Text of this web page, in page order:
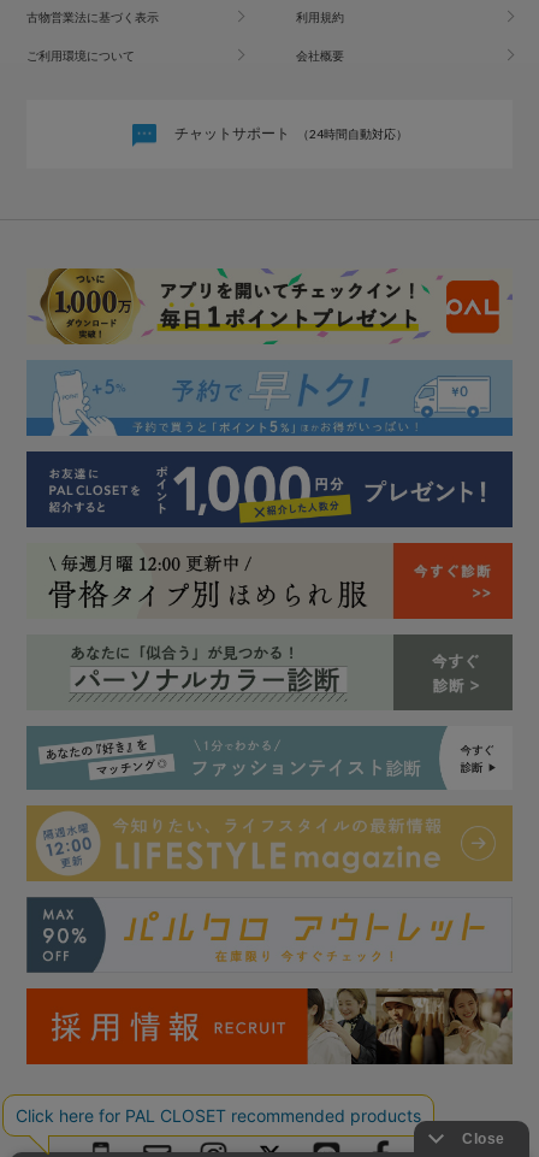
古物営業法に基づく表示 利用規約
ご利用環境について 会社概要
チャットサポート （24時間自動対応）